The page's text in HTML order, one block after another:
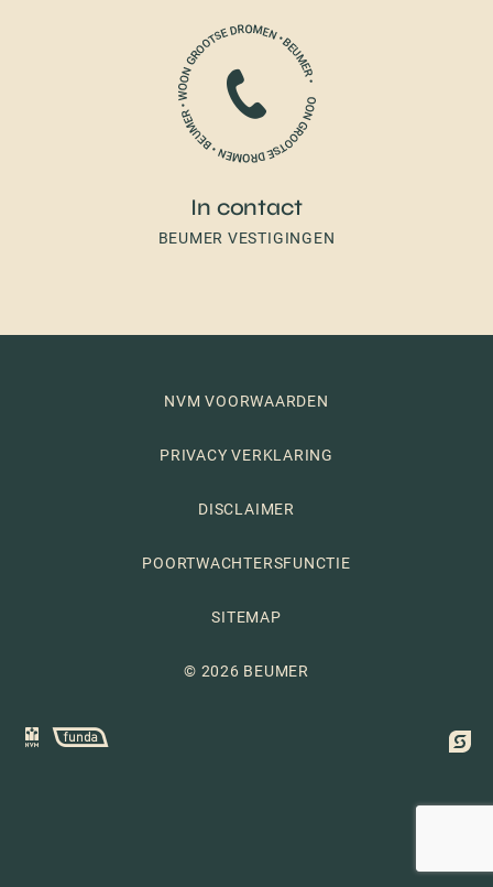
In contact
BEUMER VESTIGINGEN
NVM VOORWAARDEN
PRIVACY VERKLARING
DISCLAIMER
POORTWACHTERSFUNCTIE
SITEMAP
© 2026 BEUMER